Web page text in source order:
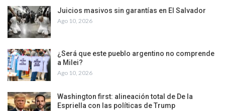
Juicios masivos sin garantías en El Salvador
Ago 10, 2026
¿Será que este pueblo argentino no comprende
a Milei?
Ago 10, 2026
Washington first: alineación total de De la
Espriella con las políticas de Trump